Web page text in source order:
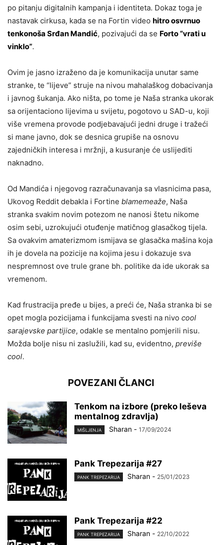
po pitanju digitalnih kampanja i identiteta. Dokaz toga je
nastavak cirkusa, kada se na Fortin video hitro osvrnuo
tenkonoša Srđan Mandić, pozivajući da se Forto “vrati u
vinklo”.
Ovim je jasno izraženo da je komunikacija unutar same
stranke, te “lijeve” struje na nivou mahalaškog dobacivanja
i javnog šukanja. Ako ništa, po tome je Naša stranka ukorak
sa orijentaciono lijevima u svijetu, pogotovo u SAD-u, koji
više vremena provode podjebavajući jedni druge i tražeći
si mane javno, dok se desnica grupiše na osnovu
zajedničkih interesa i mržnji, a kusuranje će uslijediti
naknadno.
Od Mandića i njegovog razračunavanja sa vlasnicima pasa,
Ukovog Reddit debakla i Fortine blamemeaže, Naša
stranka svakim novim potezom ne nanosi štetu nikome
osim sebi, uzrokujući otuđenje matičnog glasačkog tijela.
Sa ovakvim amaterizmom ismijava se glasačka mašina koja
ih je dovela na pozicije na kojima jesu i dokazuje sva
nespremnost ove trule grane bh. politike da ide ukorak sa
vremenom.
Kad frustracija pređe u bijes, a preći će, Naša stranka bi se
opet mogla pozicijama i funkcijama svesti na nivo cool
sarajevske partijice, odakle se mentalno pomjerili nisu.
Možda bolje nisu ni zaslužili, kad su, evidentno, previše
cool.
POVEZANI ČLANCI
Tenkom na izbore (preko leševa
mentalnog zdravlja)
MIŠLJENJA Sharan - 17/09/2024
Pank Trepezarija #27
PANK TREPEZARIJA Sharan - 25/01/2023
Pank Trepezarija #22
PANK TREPEZARIJA Sharan - 22/10/2022